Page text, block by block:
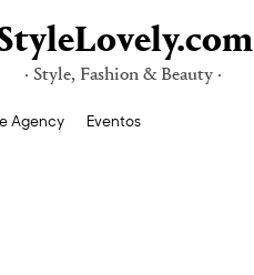
· Style, Fashion & Beauty ·
Agency Eventos